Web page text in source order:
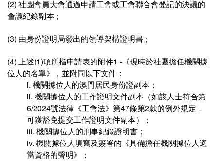
(2) 社團會員大會通過申請工會或工會聯合會登記的決議的
會議紀錄副本；
(3) 由身份證明局發出的領導架構證明書；
(4) 上述(1)項所指申請表的附件1 -《現時於社團擔任機關據
位人的名單》，並附同以下文件：
i. 機關據位人的澳門居民身份證副本；
ii. 機關據位人的工作證明文件副本（如該人士符合第
6/2024號法律《工會法》第47條第2款的例外規定，
可獲豁免提交工作證明文件副本）；
iii. 機關據位人的刑事紀錄證明書；
iv. 機關據位人填寫及簽署的《具備擔任機關據位人適
當資格的聲明》；